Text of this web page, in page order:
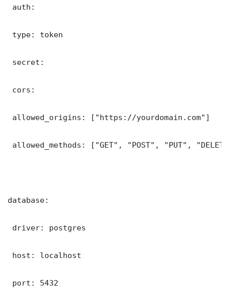
auth:
type: token
secret:
cors:
allowed_origins: ["https://yourdomain.com"]
allowed_methods: ["GET", "POST", "PUT",
database:
driver: postgres
host: localhost
port: 5432